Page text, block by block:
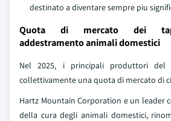
destinato a diventare sempre piu
Quota di mercato dei
addestramento animali domestici
Nel 2025, i principali produttori del
collettivamente una quota di mercato di
Hartz Mountain Corporation e un leader
della cura degli animali domestici,